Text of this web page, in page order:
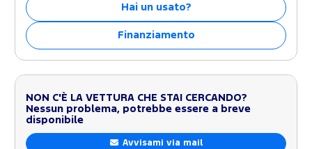
Hai un usato?
Finanziamento
NON C'È LA VETTURA CHE STAI CERCANDO?
Nessun problema, potrebbe essere a breve
disponibile
Avvisami via mail